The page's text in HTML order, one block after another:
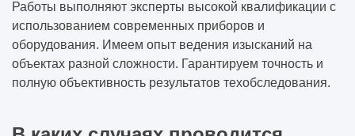
Работы выполняют эксперты высокой квалификации с
использованием современных приборов и
оборудования. Имеем опыт ведения изысканий на
объектах разной сложности. Гарантируем точность и
полную объективность результатов техобследования.